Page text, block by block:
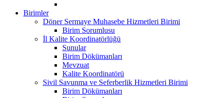
Birimler
Döner Sermaye Muhasebe Hizmetleri Birimi
Birim Sorumlusu
İl Kalite Koordinatörlüğü
Sunular
Birim Dökümanları
Mevzuat
Kalite Koordinatörü
Sivil Savunma ve Seferberlik Hizmetleri Birimi
Birim Dökümanları